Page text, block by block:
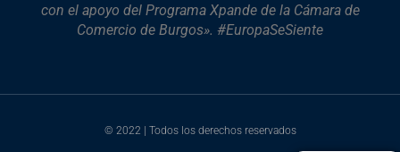
con el apoyo del Programa Xpande de la Cámara de
Comercio de Burgos». #EuropaSeSiente
© 2022 | Todos los derechos reservados